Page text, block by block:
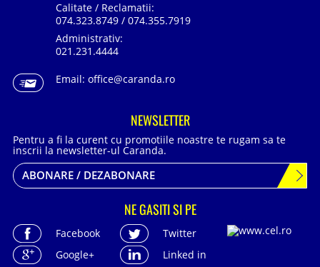
Calitate / Reclamatii:
074.323.8749 / 074.355.7919
Administrativ:
021.231.4444
Email: office@caranda.ro
NEWSLETTER
Pentru a fi la curent cu promotiile noastre te rugam sa te
inscrii la newsletter-ul Caranda.
ABONARE / DEZABONARE
NE GASITI SI PE
Facebook
Twitter
Google+
Linked in